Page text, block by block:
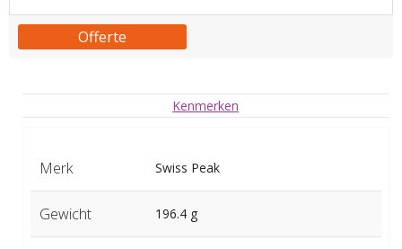
Offerte
Kenmerken
Merk Swiss Peak
Gewicht 196.4 g